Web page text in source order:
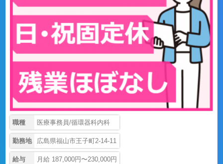
職種 医療事務員/循環器科内科
勤務地 広島県福山市王子町2-14-11
給与 月給 187,000円〜230,000円